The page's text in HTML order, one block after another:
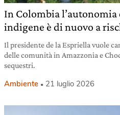
In Colombia
indigene è di nuovo a
Il presidente de la Espriella vuole
delle comunità in Amazzonia e
sequestri.
Ambiente 21 luglio 2026